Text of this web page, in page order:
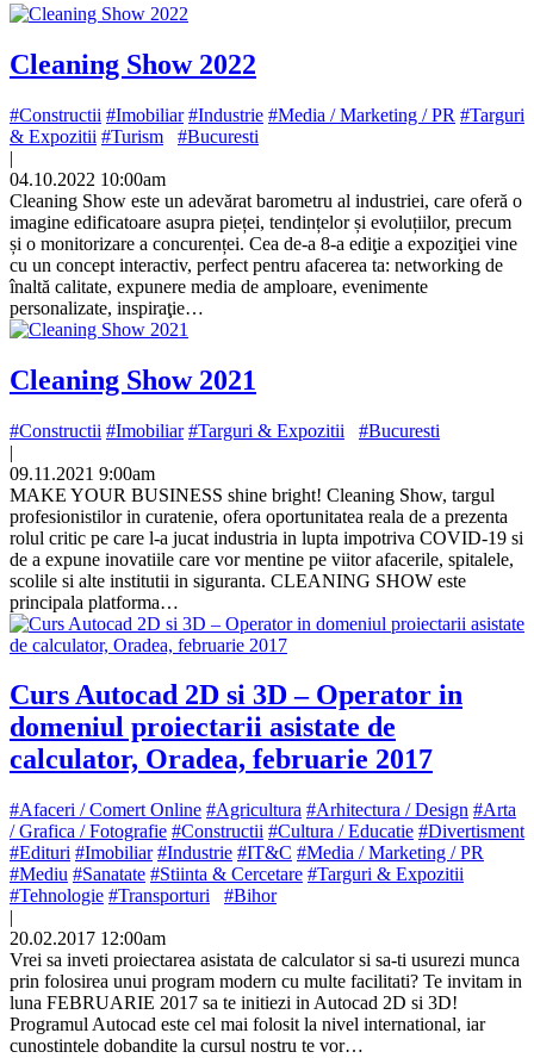
Cleaning Show 2022
#Constructii #Imobiliar #Industrie #Media / Marketing / PR #Targuri
& Expozitii #Turism
#Bucuresti
|
04.10.2022 10:00am
Cleaning Show este un adevărat barometru al industriei, care oferă o
imagine edificatoare asupra pieței, tendințelor și evoluțiilor, precum
și o monitorizare a concurenței. Cea de-a 8-a ediţie a expoziţiei vine
cu un concept interactiv, perfect pentru afacerea ta: networking de
înaltă calitate, expunere media de amploare, evenimente
personalizate, inspiraţie…
Cleaning Show 2021
#Constructii #Imobiliar #Targuri & Expozitii
#Bucuresti
|
09.11.2021 9:00am
MAKE YOUR BUSINESS shine bright! Cleaning Show, targul
profesionistilor in curatenie, ofera oportunitatea reala de a prezenta
rolul critic pe care l-a jucat industria in lupta impotriva COVID-19 si
de a expune inovatiile care vor mentine pe viitor afacerile, spitalele,
scolile si alte institutii in siguranta. CLEANING SHOW este
principala platforma…
Curs Autocad 2D si 3D – Operator in
domeniul proiectarii asistate de
calculator, Oradea, februarie 2017
#Afaceri / Comert Online #Agricultura #Arhitectura / Design #Arta
/ Grafica / Fotografie #Constructii #Cultura / Educatie #Divertisment
#Edituri #Imobiliar #Industrie #IT&C #Media / Marketing / PR
#Mediu #Sanatate #Stiinta & Cercetare #Targuri & Expozitii
#Tehnologie #Transporturi
#Bihor
|
20.02.2017 12:00am
Vrei sa inveti proiectarea asistata de calculator si sa-ti usurezi munca
prin folosirea unui program modern cu multe facilitati? Te invitam in
luna FEBRUARIE 2017 sa te initiezi in Autocad 2D si 3D!
Programul Autocad este cel mai folosit la nivel international, iar
cunostintele dobandite la cursul nostru te vor…